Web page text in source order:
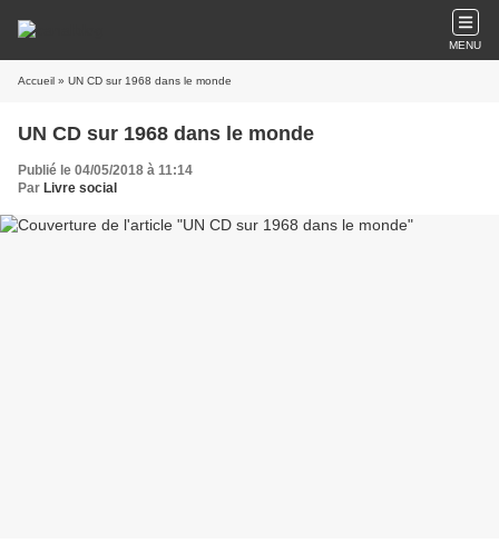
MENU
Accueil » UN CD sur 1968 dans le monde
UN CD sur 1968 dans le monde
Publié le 04/05/2018 à 11:14
Par Livre social